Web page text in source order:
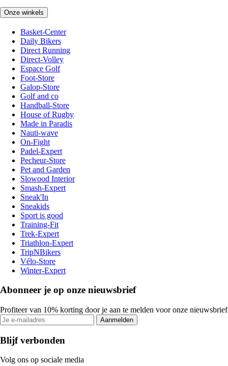
Onze winkels
Basket-Center
Daily Bikers
Direct Running
Direct-Volley
Espace Golf
Foot-Store
Galop-Store
Golf and co
Handball-Store
House of Rugby
Made in Paradis
Nauti-wave
On-Fight
Padel-Expert
Pecheur-Store
Pet and Garden
Slowood Interior
Smash-Expert
Sneak'In
Sneakids
Sport is good
Training-Fit
Trek-Expert
Triathlon-Expert
TripNBikers
Vélo-Store
Winter-Expert
Abonneer je op onze nieuwsbrief
Profiteer van 10% korting door je aan te melden voor onze nieuwsbrief
Aanmelden
Blijf verbonden
Volg ons op sociale media